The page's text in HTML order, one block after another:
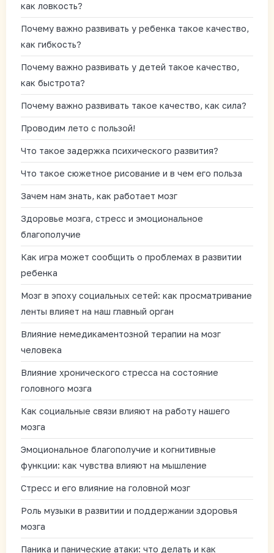
как ловкость?
Почему важно развивать у ребенка такое качество,
как гибкость?
Почему важно развивать у детей такое качество,
как быстрота?
Почему важно развивать такое качество, как сила?
Проводим лето с пользой!
Что такое задержка психического развития?
Что такое сюжетное рисование и в чем его польза
Зачем нам знать, как работает мозг
Здоровье мозга, стресс и эмоциональное
благополучие
Как игра может сообщить о проблемах в развитии
ребенка
Мозг в эпоху социальных сетей: как просматривание
ленты влияет на наш главный орган
Влияние немедикаментозной терапии на мозг
человека
Влияние хронического стресса на состояние
головного мозга
Как социальные связи влияют на работу нашего
мозга
Эмоциональное благополучие и когнитивные
функции: как чувства влияют на мышление
Стресс и его влияние на головной мозг
Роль музыки в развитии и поддержании здоровья
мозга
Паника и панические атаки: что делать и как